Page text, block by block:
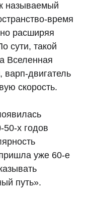
называемый
время
расширяя
сути, такой
Вселенная
варп-двигатель
скорость.
50-х годов
уже 60-е
путь».